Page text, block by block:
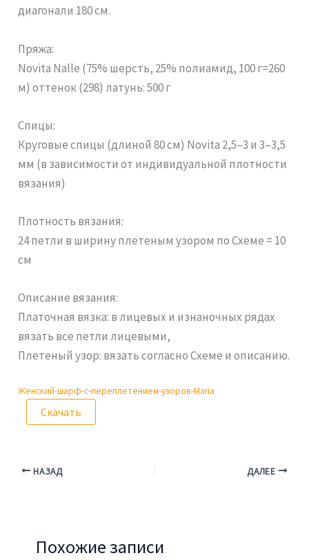
диагонали 180 см.
Пряжа:
Novita Nalle (75% шерсть, 25% полиамид, 100 г=260
м) оттенок (298) латунь: 500 г
Спицы:
Круговые спицы (длиной 80 см) Novita 2,5–3 и 3–3,5
мм (в зависимости от индивидуальной плотности
вязания)
Плотность вязания:
24 петли в ширину плетеным узором по Схеме = 10
см
Описание вязания:
Платочная вязка: в лицевых и изнаночных рядах
вязать все петли лицевыми,
Плетеный узор: вязать согласно Схеме и описанию.
Женский-шарф-с-переплетением-узоров-Maria
Скачать
НАЗАД ДАЛЕЕ
Похожие записи